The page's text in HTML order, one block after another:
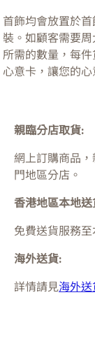
首飾均會放置於
裝。如顧客需要
所需的數量，每
心意卡，讓您的
親臨分店取貨:
網上訂購商品
門地區分店。
香港地區本地送
免費送貨服務至
海外送貨:
詳情請見海外送